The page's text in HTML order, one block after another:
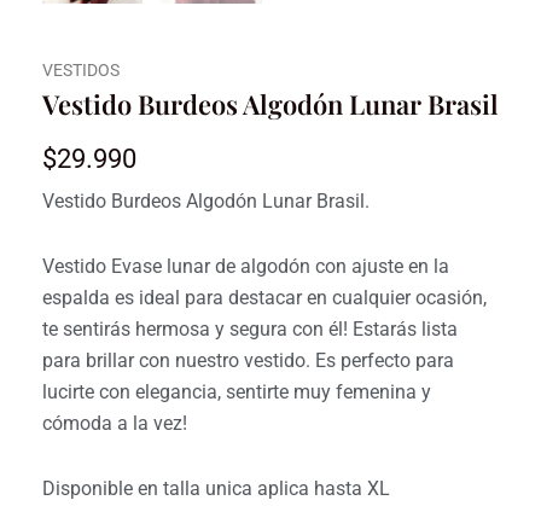
VESTIDOS
Vestido Burdeos Algodón Lunar Brasil
$29.990
Vestido Burdeos Algodón Lunar Brasil.
Vestido Evase lunar de algodón con ajuste en la
espalda es ideal para destacar en cualquier ocasión,
te sentirás hermosa y segura con él! Estarás lista
para brillar con nuestro vestido. Es perfecto para
lucirte con elegancia, sentirte muy femenina y
cómoda a la vez!
Disponible en talla unica aplica hasta XL